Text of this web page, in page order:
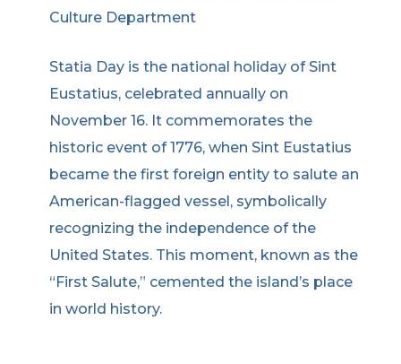
Culture Department
Statia Day is the national holiday of Sint
Eustatius, celebrated annually on
November 16. It commemorates the
historic event of 1776, when Sint Eustatius
became the first foreign entity to salute an
American-flagged vessel, symbolically
recognizing the independence of the
United States. This moment, known as the
“First Salute,” cemented the island’s place
in world history.